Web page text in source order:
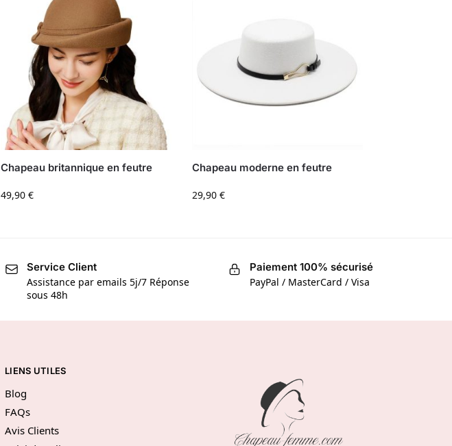
Chapeau britannique en feutre
49,90€
Chapeau moderne en feutre
29,90€
Service Client
Assistance par emails 5j/7 Réponse
sous 48h
Paiement 100% sécurisé
PayPal / MasterCard / Visa
LIENS UTILES
Blog
FAQs
Avis Clients